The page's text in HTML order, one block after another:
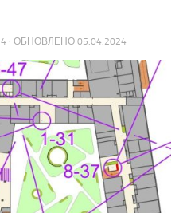
· ОБНОВЛЕНО 05.04.2024